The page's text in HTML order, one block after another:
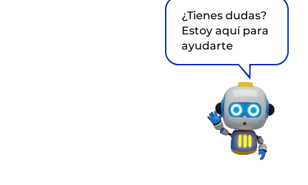
¿Tienes dudas?
Estoy aquí para
ayudarte